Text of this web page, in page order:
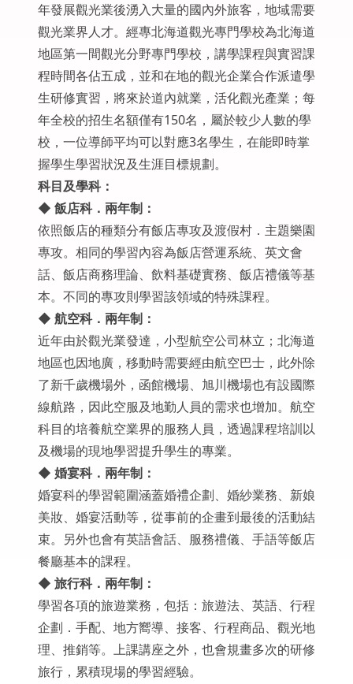
年發展觀光業後湧入大量的國內外旅客，地域需要
觀光業界人才。經專北海道觀光專門學校為北海道
地區第一間觀光分野專門學校，講學課程與實習課
程時間各佔五成，並和在地的觀光企業合作派遣學
生研修實習，將來於道內就業，活化觀光產業；每
年全校的招生名額僅有150名，屬於較少人數的學
校，一位導師平均可以對應3名學生，在能即時掌
握學生學習狀況及生涯目標規劃。
科目及學科：
◆ 飯店科．兩年制：
依照飯店的種類分有飯店專攻及渡假村．主題樂園
專攻。相同的學習內容為飯店營運系統、英文會
話、飯店商務理論、飲料基礎實務、飯店禮儀等基
本。不同的專攻則學習該領域的特殊課程。
◆ 航空科．兩年制：
近年由於觀光業發達，小型航空公司林立；北海道
地區也因地廣，移動時需要經由航空巴士，此外除
了新千歲機場外，函館機場、旭川機場也有設國際
線航路，因此空服及地勤人員的需求也增加。航空
科目的培養航空業界的服務人員，透過課程培訓以
及機場的現地學習提升學生的專業。
◆ 婚宴科．兩年制：
婚宴科的學習範圍涵蓋婚禮企劃、婚紗業務、新娘
美妝、婚宴活動等，從事前的企畫到最後的活動結
束。另外也會有英語會話、服務禮儀、手語等飯店
餐廳基本的課程。
◆ 旅行科．兩年制：
學習各項的旅遊業務，包括：旅遊法、英語、行程
企劃．手配、地方嚮導、接客、行程商品、觀光地
理、推銷等。上課講座之外，也會規畫多次的研修
旅行，累積現場的學習經驗。